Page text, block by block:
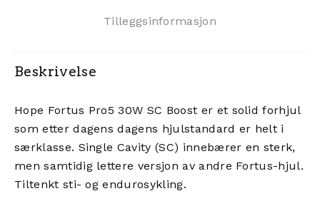
Tilleggsinformasjon
Beskrivelse
Hope Fortus Pro5 30W SC Boost er et solid forhjul
som etter dagens dagens hjulstandard er helt i
særklasse. Single Cavity (SC) innebærer en sterk,
men samtidig lettere versjon av andre Fortus-hjul.
Tiltenkt sti- og endurosykling.